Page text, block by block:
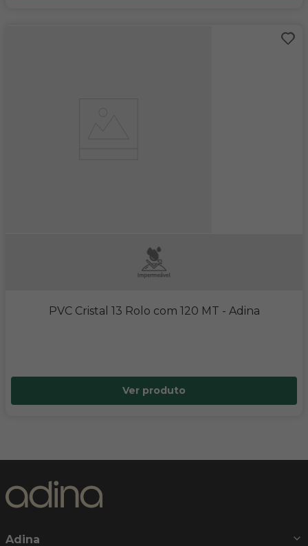
PVC Cristal 13 Rolo com 120 MT - Adina
Ver produto
Adina